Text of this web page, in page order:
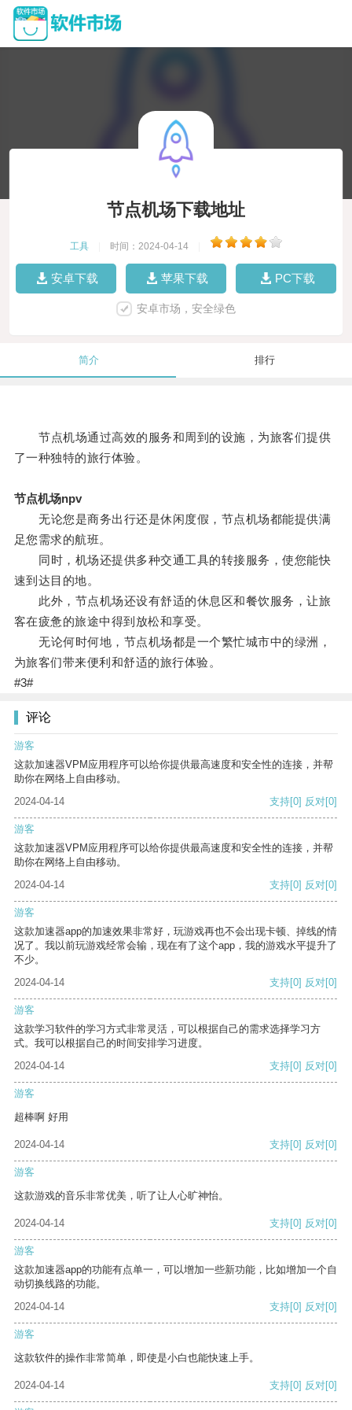
节点机场下载地址
工具 时间：2024-04-14
安卓下载 苹果下载 PC下载
安卓市场，安全绿色
简介 排行
节点机场通过高效的服务和周到的设施，为旅客们提供
了一种独特的旅行体验。
节点机场npv
无论您是商务出行还是休闲度假，节点机场都能提供满
足您需求的航班。
同时，机场还提供多种交通工具的转接服务，使您能快
速到达目的地。
此外，节点机场还设有舒适的休息区和餐饮服务，让旅
客在疲惫的旅途中得到放松和享受。
无论何时何地，节点机场都是一个繁忙城市中的绿洲，
为旅客们带来便利和舒适的旅行体验。
#3#
评论
游客
这款加速器VPM应用程序可以给你提供最高速度和安全性的连接，并帮
助你在网络上自由移动。
2024-04-14
支持[0] 反对[0]
游客
这款加速器VPM应用程序可以给你提供最高速度和安全性的连接，并帮
助你在网络上自由移动。
2024-04-14
支持[0] 反对[0]
游客
这款加速器app的加速效果非常好，玩游戏再也不会出现卡顿、掉线的情
况了。我以前玩游戏经常会输，现在有了这个app，我的游戏水平提升了
不少。
2024-04-14
支持[0] 反对[0]
游客
这款学习软件的学习方式非常灵活，可以根据自己的需求选择学习方
式。我可以根据自己的时间安排学习进度。
2024-04-14
支持[0] 反对[0]
游客
超棒啊 好用
2024-04-14 支持[0] 反对[0]
游客
这款游戏的音乐非常优美，听了让人心旷神怡。
2024-04-14 支持[0] 反对[0]
游客
这款加速器app的功能有点单一，可以增加一些新功能，比如增加一个自
动切换线路的功能。
2024-04-14
支持[0] 反对[0]
游客
这款软件的操作非常简单，即使是小白也能快速上手。
2024-04-14 支持[0] 反对[0]